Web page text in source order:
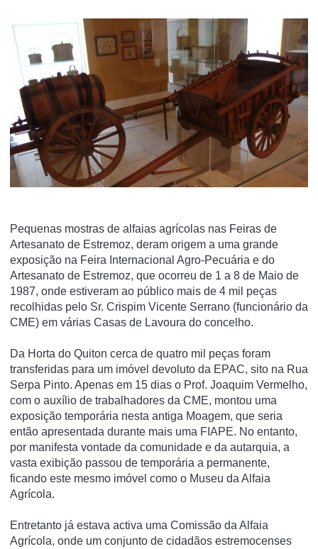
Pequenas mostras de alfaias agrícolas nas Feiras de
Artesanato de Estremoz, deram origem a uma grande
exposição na Feira Internacional Agro-Pecuária e do
Artesanato de Estremoz, que ocorreu de 1 a 8 de Maio de
1987, onde estiveram ao público mais de 4 mil peças
recolhidas pelo Sr. Crispim Vicente Serrano (funcionário da
CME) em várias Casas de Lavoura do concelho.
Da Horta do Quiton cerca de quatro mil peças foram
transferidas para um imóvel devoluto da EPAC, sito na Rua
Serpa Pinto. Apenas em 15 dias o Prof. Joaquim Vermelho,
com o auxílio de trabalhadores da CME, montou uma
exposição temporária nesta antiga Moagem, que seria
então apresentada durante mais uma FIAPE. No entanto,
por manifesta vontade da comunidade e da autarquia, a
vasta exibição passou de temporária a permanente,
ficando este mesmo imóvel como o Museu da Alfaia
Agrícola.
Entretanto já estava activa uma Comissão da Alfaia
Agrícola, onde um conjunto de cidadãos estremocenses